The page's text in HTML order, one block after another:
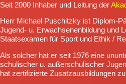
Seit 2000 Inhaber und Leitung der
Herr Michael Puschitzky ist Diplom-
Jugend- u. Erwachsenenbildung und
Staatsexamen für Sport und Ethik /
Als solcher hat er seit 1976 eine
schulischer u. außerschulischer
hat zertifizierte Zusatzausbildungen